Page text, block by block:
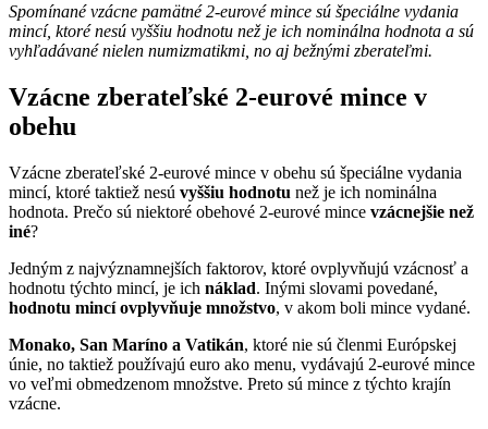
Spomínané vzácne pamätné 2-eurové mince sú špeciálne vydania
mincí, ktoré nesú vyššiu hodnotu než je ich nominálna hodnota a sú
vyhľadávané nielen numizmatikmi, no aj bežnými zberateľmi.
Vzácne zberateľské 2-eurové mince v
obehu
Vzácne zberateľské 2-eurové mince v obehu sú špeciálne vydania
mincí, ktoré taktiež nesú vyššiu hodnotu než je ich nominálna
hodnota. Prečo sú niektoré obehové 2-eurové mince vzácnejšie než
iné?
Jedným z najvýznamnejších faktorov, ktoré ovplyvňujú vzácnosť a
hodnotu týchto mincí, je ich náklad. Inými slovami povedané,
hodnotu mincí ovplyvňuje množstvo, v akom boli mince vydané.
Monako, San Maríno a Vatikán, ktoré nie sú členmi Európskej
únie, no taktiež používajú euro ako menu, vydávajú 2-eurové mince
vo veľmi obmedzenom množstve. Preto sú mince z týchto krajín
vzácne.